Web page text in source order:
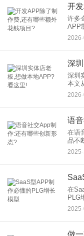
许多
APP
内部
长征
深
深圳
本文
解，
语
在语
品不
社交
么，
在
PLG
键路
做